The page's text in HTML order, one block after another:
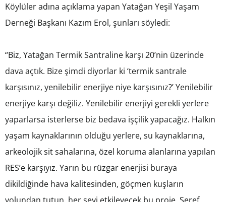
Köylüler adına açıklama yapan Yatağan Yeşil Yaşam
Derneği Başkanı Kazım Erol, şunları söyledi:
“Biz, Yatağan Termik Santraline karşı 20’nin üzerinde
dava açtık. Bize şimdi diyorlar ki ‘termik santrale
karşısınız, yenilebilir enerjiye niye karşısınız?’ Yenilebilir
enerjiye karşı değiliz. Yenilebilir enerjiyi gerekli yerlere
yaparlarsa isterlerse biz bedava işçilik yapacağız. Halkın
yaşam kaynaklarının olduğu yerlere, su kaynaklarına,
arkeolojik sit sahalarına, özel koruma alanlarına yapılan
RES’e karşıyız. Yarın bu rüzgar enerjisi buraya
dikildiğinde hava kalitesinden, göçmen kuşların